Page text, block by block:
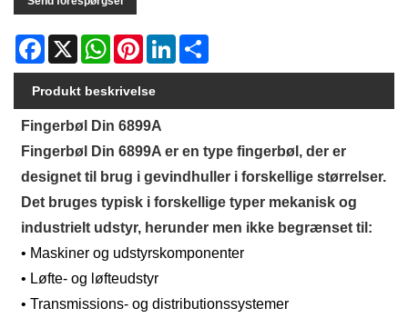
Facebook
X WhatsAppPinterestLinkedIn
Produkt beskrivelse
Fingerbøl Din 6899A
Fingerbøl Din 6899A er en type fingerbøl, der er
designet til brug i gevindhuller i forskellige størrelser.
Det bruges typisk i forskellige typer mekanisk og
industrielt udstyr, herunder men ikke begrænset til:
• Maskiner og udstyrskomponenter
• Løfte- og løfteudstyr
• Transmissions- og distributionssystemer